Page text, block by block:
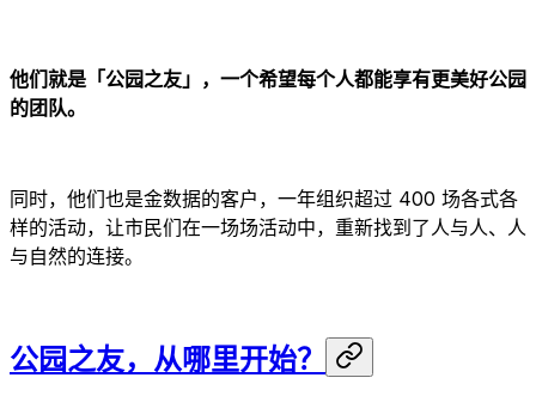
他们就是「公园之友」，一个希望每个人都能享有更美好公园
的团队。
同时，他们也是金数据的客户，一年组织超过 400 场各式各
样的活动，让市民们在一场场活动中，重新找到了人与人、人
与自然的连接。
公园之友，从哪里开始？